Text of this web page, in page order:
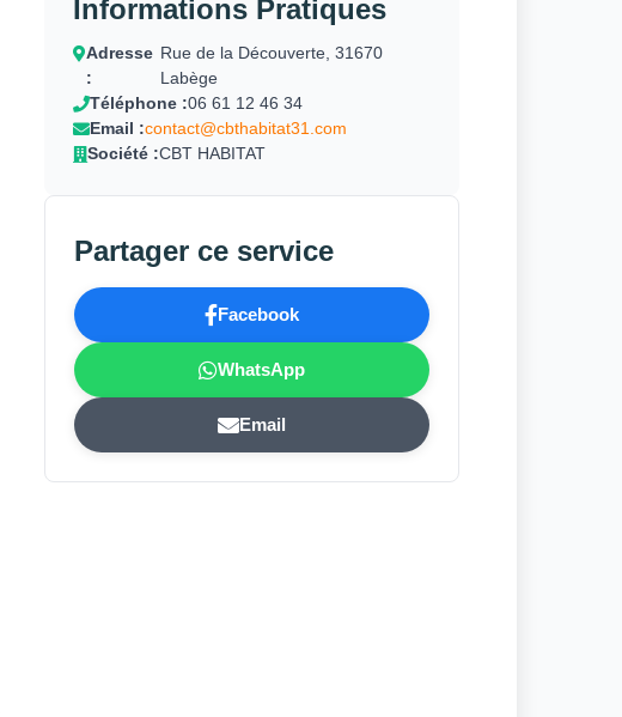
Informations Pratiques
Adresse
:
Rue de la Découverte, 31670
Labège
Téléphone :06 61 12 46 34
Email :contact@cbthabitat31.com
Société :CBT HABITAT
Partager ce service
Facebook
WhatsApp
Email